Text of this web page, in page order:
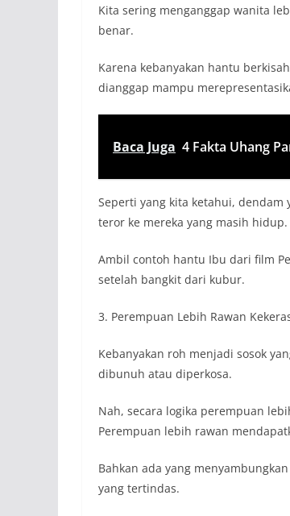
Kita sering menganggap wanita
benar.
Karena kebanyakan hantu
dianggap mampu
Baca Juga 4 Fakta Uhang
Seperti yang kita ketahui,
teror ke mereka yang masih hidup.
Ambil contoh hantu Ibu dari film
setelah bangkit dari kubur.
3. Perempuan Lebih Rawan
Kebanyakan roh menjadi sosok
dibunuh atau diperkosa.
Nah, secara logika perempuan
Perempuan lebih rawan
Bahkan ada yang
yang tertindas.